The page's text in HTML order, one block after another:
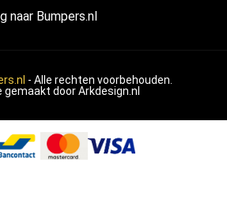
naar Bumpers.nl
- Alle rechten voorbehouden.
gemaakt doorArkdesign.nl